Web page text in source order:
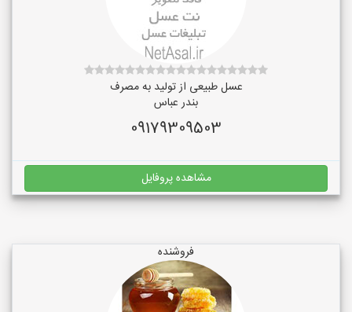
عسل طبیعی از تولید به مصرف
بندر عباس
09179309503
مشاهده پروفایل
فروشنده